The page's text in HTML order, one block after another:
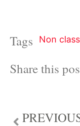
Tags Non
Share this